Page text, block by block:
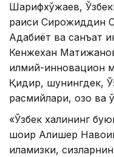
Шарифхўжаев,
раиси Сирожиддин
Адабиёт ва санъат
Кенжехан
илмий-инновацион
Қидир, шунингдек,
расмийлари, қозоқ
«Ўзбек халқининг
шоир Алишер
қиламизки,